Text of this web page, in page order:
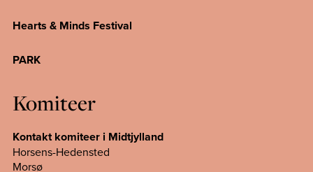
Hearts & Minds Festival
PARK
Komiteer
Kontakt komiteer i Midtjylland
Horsens-Hedensted
Morsø